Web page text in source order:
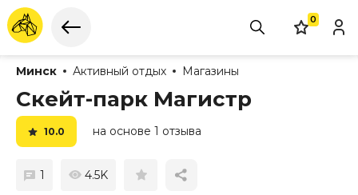
0
Минск Активный отдых Магазины
Скейт-парк Магистр
10.0 на основе 1 отзыва
1 4.5K